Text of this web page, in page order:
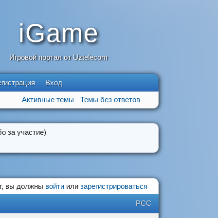
iGame
Игровой портал от Uztelecom
Вход
Активные темы Темы без ответов
за участие)
вы должны войтиили зарегистрироваться
РСС